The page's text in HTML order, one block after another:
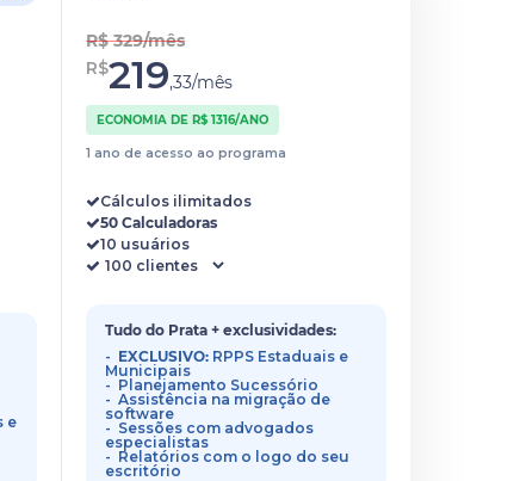
e
R$ 329/mês
R$219,33/mês
ECONOMIA DE R$ 1316/ANO
1 ano de acesso ao programa
Cálculos ilimitados
50 Calculadoras
10 usuários
Tudo do Prata + exclusividades:
EXCLUSIVO: RPPS Estaduais e
Municipais
Planejamento Sucessório
Assistência na migração de
software
Sessões com advogados
especialistas
Relatórios com o logo do seu
escritório